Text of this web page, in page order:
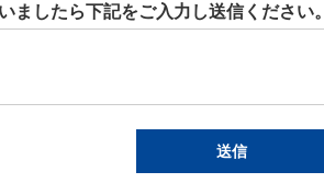
ましたら下記をご入力し送信ください。